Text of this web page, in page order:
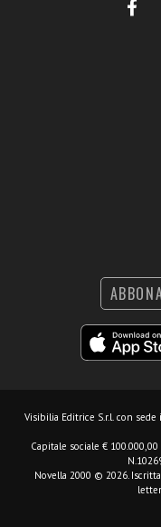
Visibilia Editrice S.r.l. con sede
Capitale sociale € 100.000,00
Novella 2000 © 2026.